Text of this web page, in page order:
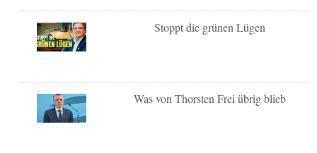
Stoppt die grünen Lügen
Was von Thorsten Frei übrig blieb